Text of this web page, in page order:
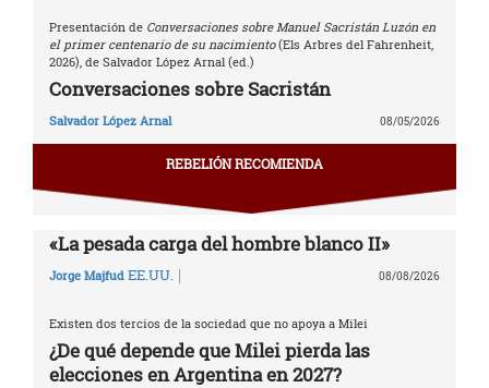
Presentación de Conversaciones sobre Manuel Sacristán Luzón en
el primer centenario de su nacimiento(Els Arbres del Fahrenheit,
2026), de Salvador López Arnal (ed.)
Conversaciones sobre Sacristán
Salvador López Arnal 08/05/2026
REBELIÓN RECOMIENDA
«La pesada carga del hombre blanco II»
Jorge Majfud EE.UU. | 08/08/2026
Existen dos tercios de la sociedad que no apoya a Milei
¿De qué depende que Milei pierda las
elecciones en Argentina en 2027?